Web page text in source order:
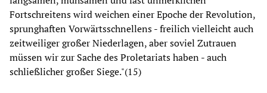
Fortschreitens wird weichen einer Epoche der Revolution,
sprunghaften Vorwärtsschnellens - freilich vielleicht auch
zeitweiliger großer Niederlagen, aber soviel Zutrauen
müssen wir zur Sache des Proletariats haben - auch
schließlicher großer Siege."(15)